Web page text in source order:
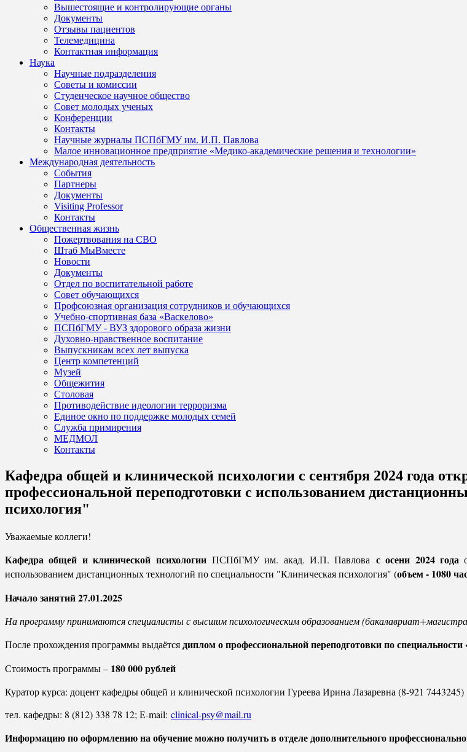
Вышестоящие и контролирующие органы
Документы
Отзывы пациентов
Телемедицина
Контактная информация
Наука
Научные подразделения
Советы и комиссии
Студенческое научное общество
Совет молодых ученых
Конференции
Контакты
Научные журналы ПСПбГМУ им. И.П. Павлова
Малое инновационное предприятие «Медико-академические решения и технологии»
Международная деятельность
События
Партнеры
Документы
Visiting Professor
Контакты
Общественная жизнь
Пожертвования на СВО
Штаб МыВместе
Новости
Документы
Отдел по воспитательной работе
Совет обучающихся
Профсоюзная организация сотрудников и обучающихся
Учебно-спортивная база «Васкелово»
ПСПбГМУ - ВУЗ здорового образа жизни
Духовно-нравственное воспитание
Выпускникам всех лет выпуска
Центр компетенций
Музей
Общежития
Столовая
Противодействие идеологии терроризма
Единое окно по поддержке молодых семей
Служба примирения
МЕДМОЛ
Контакты
Кафедра общей и клинической психологии с сентября 2024 года
профессиональной переподготовки с использованием
психология"
Уважаемые коллеги!
Кафедра общей и клинической психологии ПСПбГМУ им. акад. И.П. Павлова с осени 2024 года
использованием дистанционных технологий по специальности "Клиническая психология" (объем - 1080
Начало занятий 27.01.2025
На программу принимаются специалисты с высшим психологическим образованием
После прохождения программы выдаётсядиплом о профессиональной переподготовки по
Стоимость программы – 180 000 рублей
Куратор курса: доцент кафедры общей и клинической психологии Гуреева Ирина Лазаревна (8-921 7443245)
тел. кафедры: 8 (812) 338 78 12; Е-mail: clinical-psy@mail.ru
Информацию по оформлению на обучение можно получить в отделе дополнительного